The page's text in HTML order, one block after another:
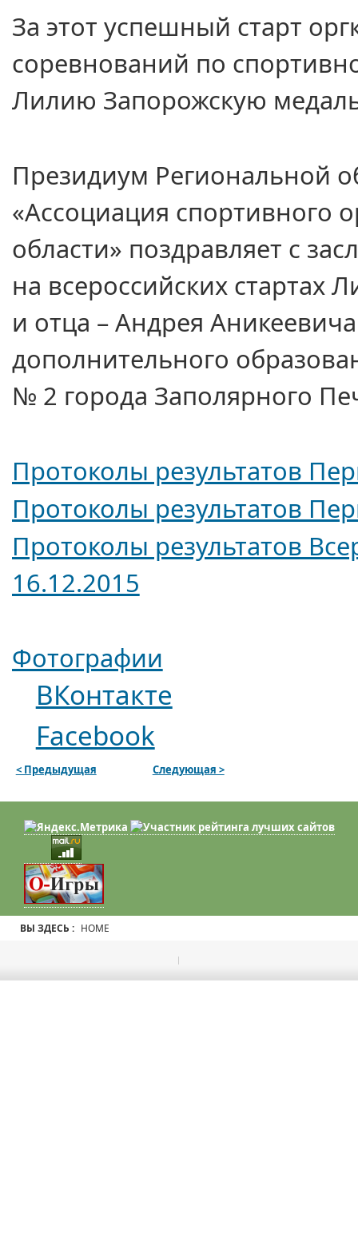
За этот успешный старт
соревнований по
Лилию Запорожскую
Президиум Региональной
«Ассоциация спортивного
области» поздравляет с
на всероссийскихстартах
и отца – Андрея
дополнительного
№ 2 города Заполярного
Протоколы результатов
Протоколы результатов
Протоколы результатов
16.12.2015
Фотографии
ВКонтакте
Facebook
< Предыдущая Следующая >
ВЫ ЗДЕСЬ : HOME